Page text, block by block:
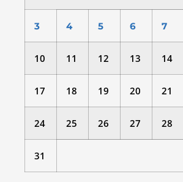
3 4 5 6 7
10 11 12 13 14
17 18 19 20 21
24 25 26 27 28
31